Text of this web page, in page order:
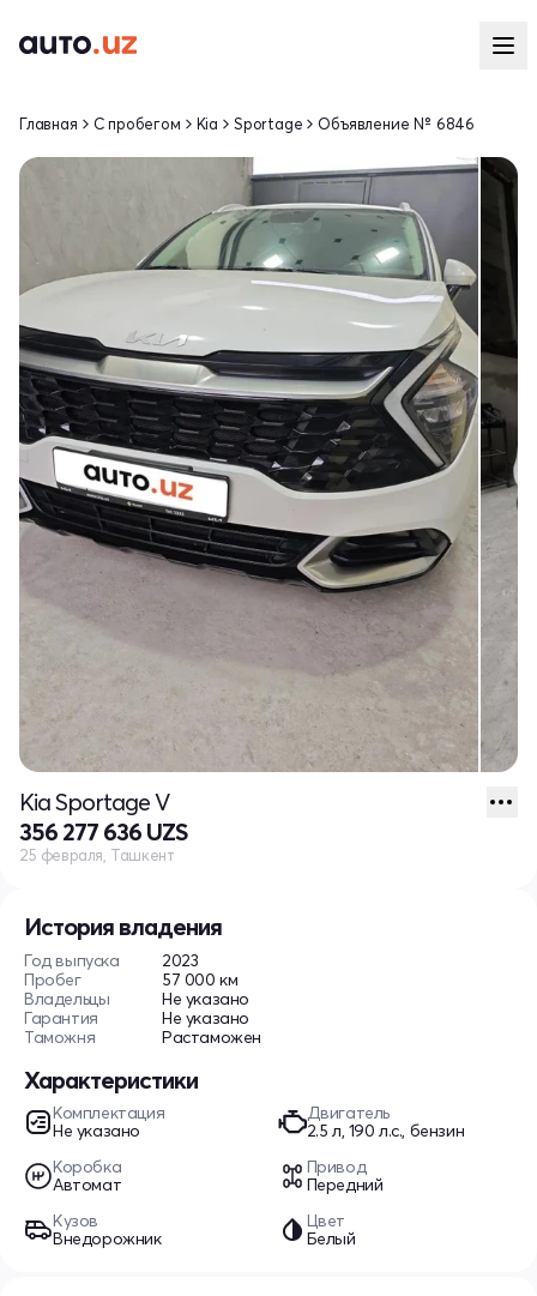
История владения
Год выпуска
2023
Пробег
57 000 км
Владельцы
Не указано
Гарантия
Не указано
Таможня
Растаможен
Характеристики
Комплектация
Не указано
Двигатель
2.5 л, 190 л.с., бензин
Коробка
Автомат
Привод
Передний
Кузов
Внедорожник
Цвет
Белый
Главная С пробегом Kia Sportage Объявление № 6846
Kia Sportage V
356 277 636 UZS
25 февраля, Ташкент